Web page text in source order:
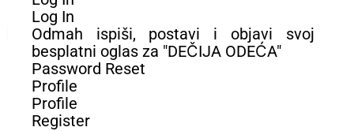
Log In
Odmah ispiši, postavi i objavi svoj
besplatni oglas za "DEČIJA ODEĆA"
Password Reset
Profile
Profile
Register